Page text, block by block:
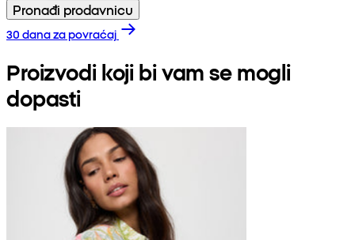
Pronađi prodavnicu
30 dana za povraćaj
Proizvodi koji bi vam se mogli
dopasti